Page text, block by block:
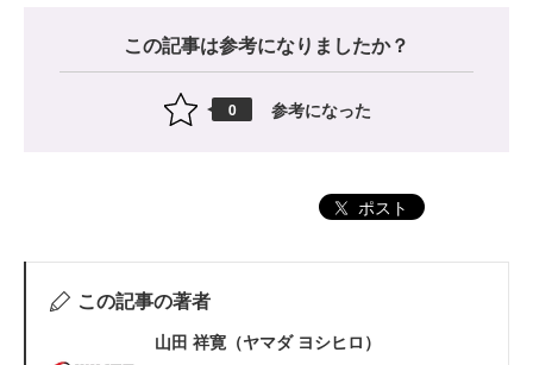
この記事は参考になりましたか？
0 参考になった
ポスト
この記事の著者
山田 祥寛（ヤマダ ヨシヒロ）